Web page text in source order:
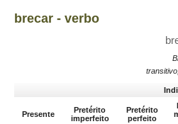
brecar - verbo
Presente
Pretérito
imperfeito
Pretérito
perfeito